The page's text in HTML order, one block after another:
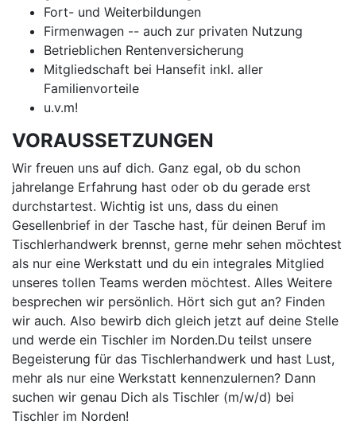
Fort- und Weiterbildungen
Firmenwagen -- auch zur privaten Nutzung
Betrieblichen Rentenversicherung
Mitgliedschaft bei Hansefit inkl. aller
Familienvorteile
u.v.m!
VORAUSSETZUNGEN
Wir freuen uns auf dich. Ganz egal, ob du schon
jahrelange Erfahrung hast oder ob du gerade erst
durchstartest. Wichtig ist uns, dass du einen
Gesellenbrief in der Tasche hast, für deinen Beruf im
Tischlerhandwerk brennst, gerne mehr sehen möchtest
als nur eine Werkstatt und du ein integrales Mitglied
unseres tollen Teams werden möchtest. Alles Weitere
besprechen wir persönlich. Hört sich gut an? Finden
wir auch. Also bewirb dich gleich jetzt auf deine Stelle
und werde ein Tischler im Norden.Du teilst unsere
Begeisterung für das Tischlerhandwerk und hast Lust,
mehr als nur eine Werkstatt kennenzulernen? Dann
suchen wir genau Dich als Tischler (m/w/d) bei
Tischler im Norden!